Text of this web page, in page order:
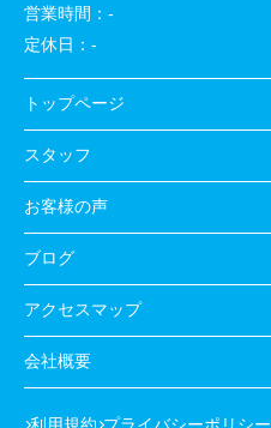
営業時間： -
定休日： -
トップページ
スタッフ
お客様の声
ブログ
アクセスマップ
会社概要
利用規約 プライバシーポリシー